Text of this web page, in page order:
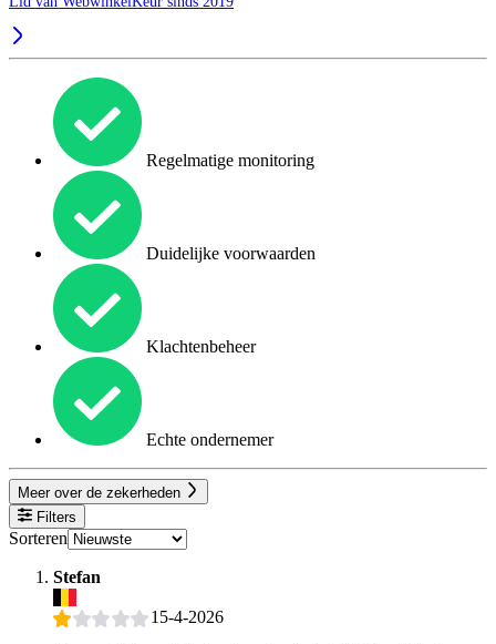
Regelmatige monitoring
Duidelijke voorwaarden
Klachtenbeheer
Echte ondernemer
Meer over de zekerheden
Filters
Sorteren
Stefan
15-4-2026